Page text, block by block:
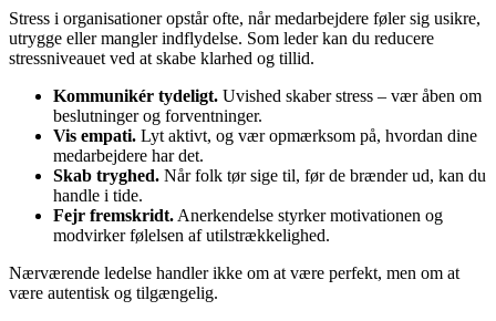
Stress i organisationer opstår ofte, når medarbejdere føler sig usikre,
utrygge eller mangler indflydelse. Som leder kan du reducere
stressniveauet ved at skabe klarhed og tillid.
Kommunikér tydeligt. Uvished skaber stress – vær åben om
beslutninger og forventninger.
Vis empati. Lyt aktivt, og vær opmærksom på, hvordan dine
medarbejdere har det.
Skab tryghed. Når folk tør sige til, før de brænder ud, kan du
handle i tide.
Fejr fremskridt. Anerkendelse styrker motivationen og
modvirker følelsen af utilstrækkelighed.
Nærværende ledelse handler ikke om at være perfekt, men om at
være autentisk og tilgængelig.